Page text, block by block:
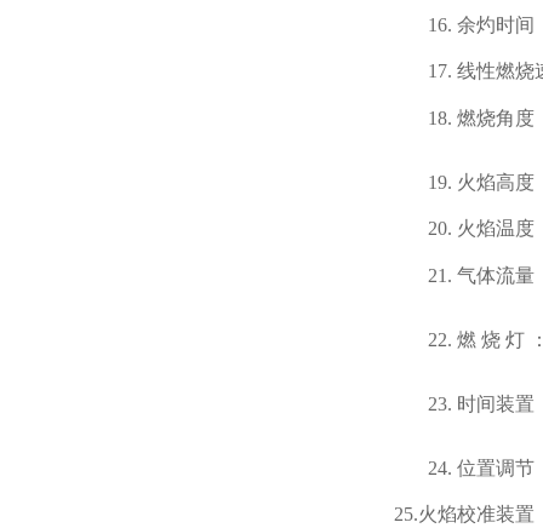
16. 余灼时间
17. 线性燃烧
18. 燃烧角度
19. 火焰高度
20. 火焰温度
21. 气体流量
22. 燃 烧 灯
23. 时间装置
24. 位置调节
25.火焰校准装置